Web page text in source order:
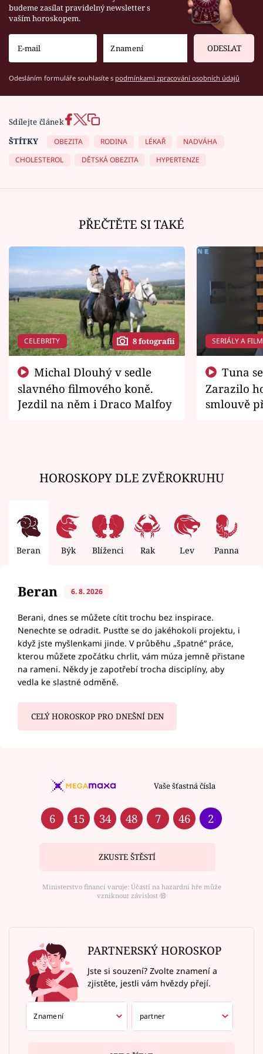
budeme zasílat pravidelný newsletter s
vaším horoskopem.
ODESLAT
Odesláním formuláře souhlasíte s podmínkami zpracování osobních údajů
Sdílejte článek
ŠTÍTKY
OBEZITA RODINA LÉKAŘ
NADVÁHA
CHOLESTEROL
DĚTSKÁ OBEZITA HYPERTENZE
PŘEČTĚTE SI TAKÉ
CELEBRITY 8 fotografií
slavného filmového koně.
Jezdil na něm i Draco Malfoy
SERIÁLY A
Zarazilo
smlouvě
HOROSKOPY DLE ZVĚROKRUHU
Beran Býk Blíženci Rak Lev Panna
Beran 6. 8. 2026
Berani, dnes se můžete cítit trochu bez inspirace.
Nenechte se odradit. Pusťte se do jakéhokoli projektu, i
když jste myšlenkami jinde. V průběhu „špatné“ práce,
kterou můžete zpočátku chrlit, vám múza jemně přistane
na rameni. Někdy je zapotřebí trocha disciplíny, aby
vedla ke slastné odměně.
CELÝ HOROSKOP PRO DNEŠNÍ DEN
Vaše šťastná čísla
6 15 34 48 7 46 2
ZKUSTE ŠTĚSTÍ
Ministerstvo financí varuje: Účastí na hazardní hře může
vzniknout závislost ⑱
PARTNERSKÝ HOROSKOP
Jste si souzení? Zvolte znamení a
zjistěte, jestli vám hvězdy přejí.